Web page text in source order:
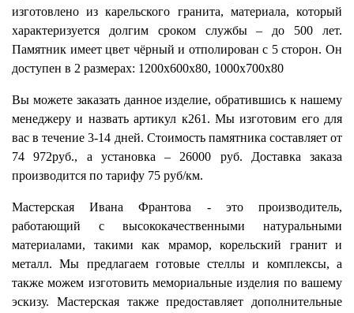
изготовлено из карельского гранита, материала, который
характеризуется долгим сроком службы – до 500 лет.
Памятник имеет цвет чёрный и отполирован с 5 сторон. Он
доступен в 2 размерах: 1200х600х80, 1000х700х80
Вы можете заказать данное изделие, обратившись к нашему
менеджеру и назвать артикул к261. Мы изготовим его для
вас в течение 3-14 дней. Стоимость памятника составляет от
74 972руб., а установка – 26000 руб. Доставка заказа
производится по тарифу 75 руб/км.
Мастерская Ивана Франтова - это производитель,
работающий с высококачественными натуральными
материалами, такими как мрамор, корельский гранит и
металл. Мы предлагаем готовые стеллы и комплексы, а
также можем изготовить мемориальные изделия по вашему
эскизу. Мастерская также предоставляет дополнительные